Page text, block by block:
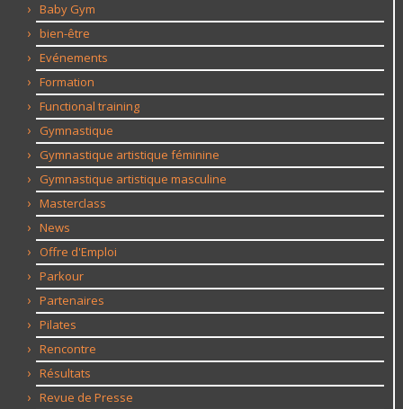
Baby Gym
bien-être
Evénements
Formation
Functional training
Gymnastique
Gymnastique artistique féminine
Gymnastique artistique masculine
Masterclass
News
Offre d'Emploi
Parkour
Partenaires
Pilates
Rencontre
Résultats
Revue de Presse